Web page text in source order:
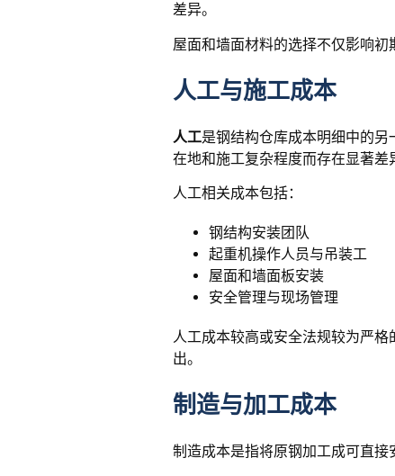
差异。
屋面和墙面材料的选择不仅影响初
人工与施工成本
人工是钢结构仓库成本明细中的
在地和施工复杂程度而存在显著差
人工相关成本包括：
钢结构安装团队
起重机操作人员与吊装工
屋面和墙面板安装
安全管理与现场管理
人工成本较高或安全法规较为严
出。
制造与加工成本
制造成本是指将原钢加工成可直接